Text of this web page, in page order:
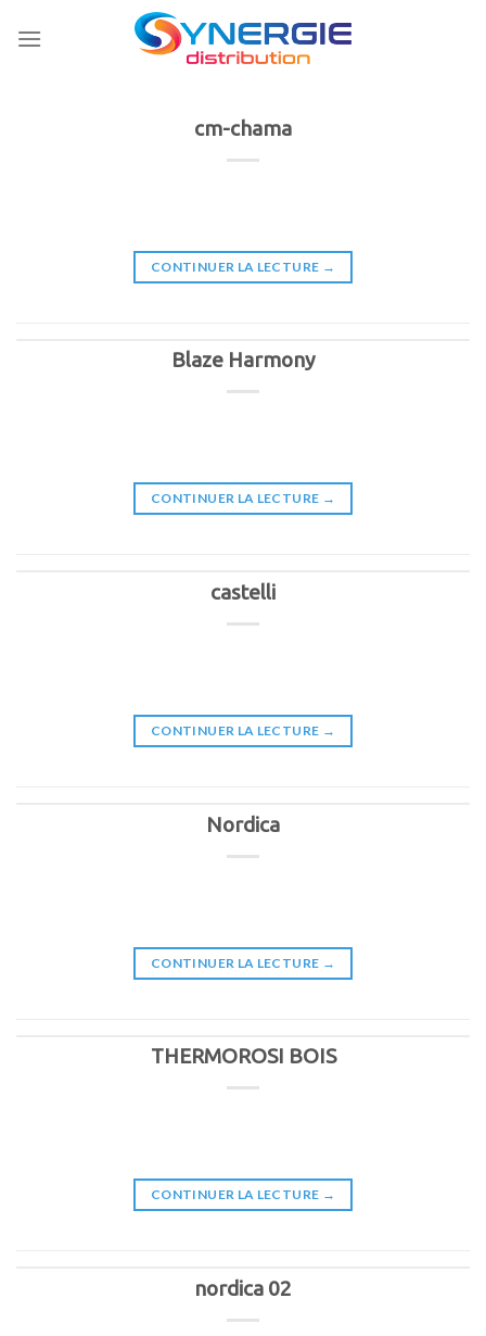
cm-chama
CONTINUER LA LECTURE →
Blaze Harmony
CONTINUER LA LECTURE →
castelli
CONTINUER LA LECTURE →
Nordica
CONTINUER LA LECTURE →
THERMOROSI BOIS
CONTINUER LA LECTURE →
nordica 02